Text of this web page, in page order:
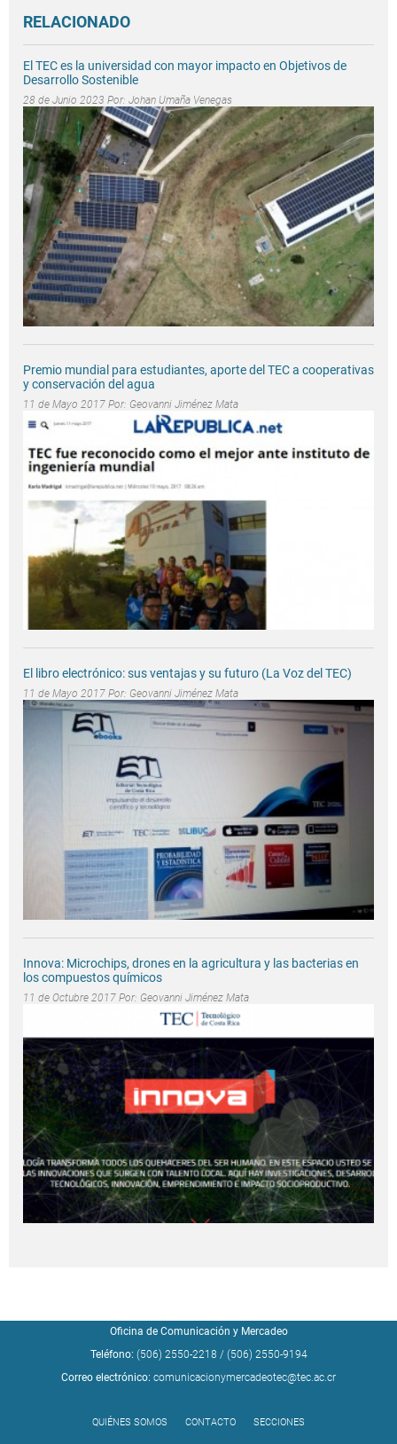
RELACIONADO
El TEC es la universidad con mayor impacto en Objetivos de
Desarrollo Sostenible
28 de Junio 2023 Por: Johan Umaña Venegas
Premio mundial para estudiantes, aporte del TEC a cooperativas
y conservación del agua
11 de Mayo 2017 Por: Geovanni Jiménez Mata
El libro electrónico: sus ventajas y su futuro (La Voz del TEC)
11 de Mayo 2017 Por: Geovanni Jiménez Mata
Innova: Microchips, drones en la agricultura y las bacterias en
los compuestos químicos
11 de Octubre 2017 Por: Geovanni Jiménez Mata
Oficina de Comunicación y Mercadeo
Teléfono: (506) 2550-2218 / (506) 2550-9194
Correo electrónico: comunicacionymercadeotec@tec.ac.cr
QUIÉNES SOMOS CONTACTO SECCIONES